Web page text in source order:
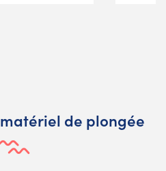
de plongée